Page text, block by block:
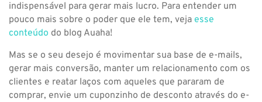
indispensável para gerar mais lucro. Para entender um
pouco mais sobre o poder que ele tem, veja esse
conteúdo do blog Auaha!
Mas se o seu desejo é movimentar sua base de e-mails,
gerar mais conversão, manter um relacionamento com os
clientes e reatar laços com aqueles que pararam de
comprar, envie um cuponzinho de desconto através do e-